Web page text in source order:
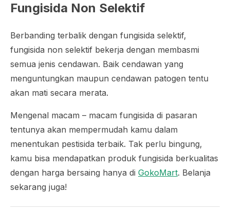
Fungisida Non Selektif
Berbanding terbalik dengan fungisida selektif,
fungisida non selektif bekerja dengan membasmi
semua jenis cendawan. Baik cendawan yang
menguntungkan maupun cendawan patogen tentu
akan mati secara merata.
Mengenal macam – macam fungisida di pasaran
tentunya akan mempermudah kamu dalam
menentukan pestisida terbaik. Tak perlu bingung,
kamu bisa mendapatkan produk fungisida berkualitas
dengan harga bersaing hanya di GokoMart. Belanja
sekarang juga!